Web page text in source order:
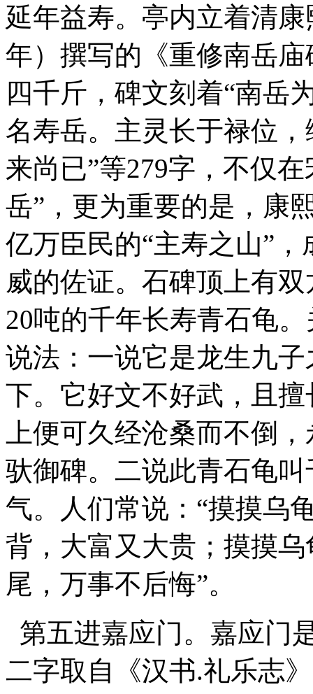
延年益寿。亭内立着清
年）撰写的《重修南岳
四千斤，碑文刻着“南岳
名寿岳。主灵长于禄位
来尚已”等279字，不仅
岳”，更为重要的是，康
亿万臣民的“主寿之山”，
威的佐证。石碑顶上有
20吨的千年长寿青石龟
说法：一说它是龙生九
下。它好文不好武，且
上便可久经沧桑而不倒
驮御碑。二说此青石龟
气。人们常说：“摸摸乌
背，大富又大贵；摸摸
尾，万事不后悔”。
第五进嘉应门。嘉应门
二字取自《汉书.礼乐志